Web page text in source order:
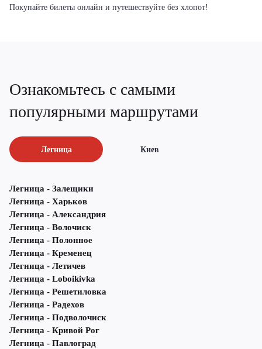
Покупайте билеты онлайн и путешествуйте без хлопот!
Ознакомьтесь с самыми
популярными маршрутами
Легница Киев
Легница - Залещики
Легница - Харьков
Легница - Александрия
Легница - Волочиск
Легница - Полонное
Легница - Кременец
Легница - Летичeв
Легница - Loboikivka
Легница - Решетиловка
Легница - Радехов
Легница - Подволочиск
Легница - Кривой Рог
Легница - Павлоград